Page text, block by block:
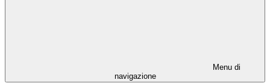
Menu di
navigazione